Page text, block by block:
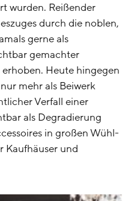
wurden. Reißender
durch die noblen,
gerne als
gemachter
Heute hingegen
mehr als Beiwerk
Verfall einer
als Degradierung
in großen Wühl-
Kaufhäuser und